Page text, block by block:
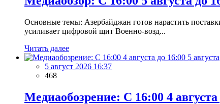
Основные темы: Азербайджан готов нарастить
усиливает цифровой щит Военно-возд...
Читать далее
5 август 2026 16:37
468
Медиаобозрение: С 16:00 4 августа